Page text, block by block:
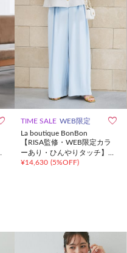
TIME SALE WEB限定 
La boutique BonBon
【RISA監修・WEB限定カラ
ーあり・ひんやりタッチ】夏
向き２タックワイドパンツ
¥14,630 (5%OFF)